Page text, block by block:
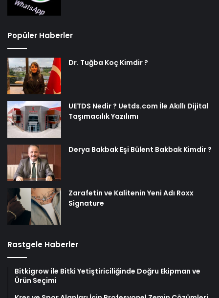
Popüler Haberler
Dr. Tuğba Koç Kimdir ?
UETDS Nedir ? Uetds.com İle Akıllı Dijital
Taşımacılık Yazılımı
Derya Bakbak Eşi Bülent Bakbak Kimdir ?
Zarafetin ve Kalitenin Yeni Adı Roxx
Signature
Rastgele Haberler
Bitkigrow ile Bitki Yetiştiriciliğinde Doğru Ekipman ve
Ürün Seçimi